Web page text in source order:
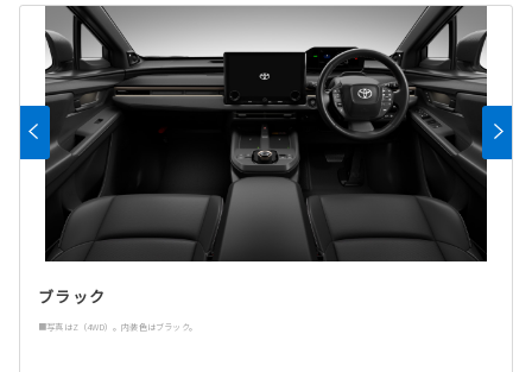
ブラック
■写真はZ（4WD）。内装色はブラック。